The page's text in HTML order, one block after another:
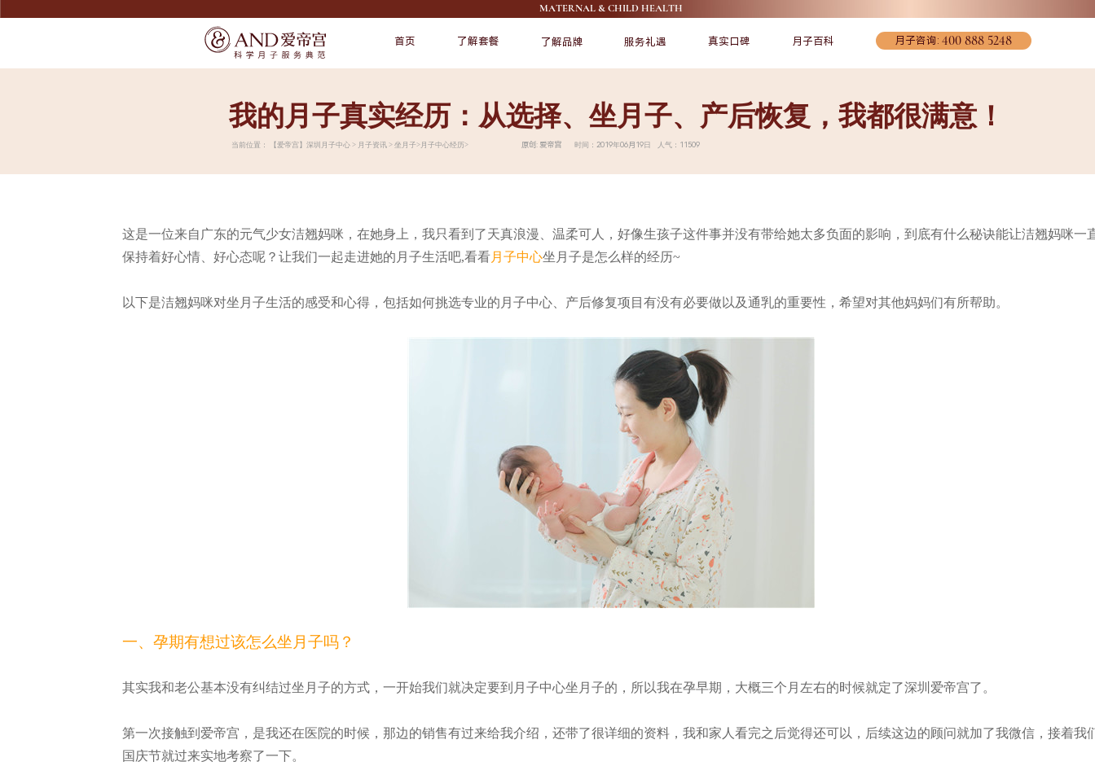
MATERNAL & CHILD HEALTH
月子咨询:400 888 5248
月子百科
真实口碑
服务礼遇
SERVICE
宠爱妈妈
FEATURE
了解品牌
SERVICE
联系我们
FEATURE
了解套餐
首页
我的月子真实经历：从选择、坐月子、产后恢复，我都很满意！
当前位置： 【爱帝宫】深圳月子中心 > 月子资讯 >坐月子> 月子中心经历> 原创: 爱帝宫 时间：2019年06月19日 人气：11509
这是一位来自广东的元气少女洁翘妈咪，在她身上，我只看到了天真浪漫、温柔可人，好像生孩子这件事并没有带给她太多负面的影响，到底有什么秘诀能让洁翘妈咪一
保持着好心情、好心态呢？让我们一起走进她的月子生活吧,看看月子中心坐月子是怎么样的经历~
以下是洁翘妈咪对坐月子生活的感受和心得，包括如何挑选专业的月子中心、产后修复项目有没有必要做以及通乳的重要性，希望对其他妈妈们有所帮助。
一、孕期有想过该怎么坐月子吗？
其实我和老公基本没有纠结过坐月子的方式，一开始我们就决定要到月子中心坐月子的，所以我在孕早期，大概三个月左右的时候就定了深圳爱帝宫了。
第一次接触到爱帝宫，是我还在医院的时候，那边的销售有过来给我介绍，还带了很详细的资料，我和家人看完之后觉得还可以，后续这边的顾问就加了我微信，接着我
国庆节就过来实地考察了一下。